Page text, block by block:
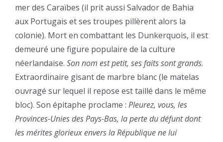
mer des Caraïbes (il prit aussi Salvador de Bahia
aux Portugais et ses troupes pillèrent alors la
colonie). Mort en combattant les Dunkerquois, il est
demeuré une figure populaire de la culture
néerlandaise. Son nom est petit, ses faits sont grands.
Extraordinaire gisant de marbre blanc (le matelas
ouvragé sur lequel il repose est taillé dans le même
bloc). Son épitaphe proclame : Pleurez, vous, les
Provinces-Unies des Pays-Bas, la perte du défunt dont
les mérites glorieux envers la République ne lui